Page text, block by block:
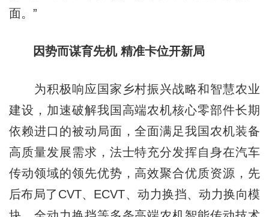
面。”
因势而谋育先机 精准卡位开新局
为积极响应国家乡村振兴战略和智慧农业
建设，加速破解我国高端农机核心零部件长期
依赖进口的被动局面，全面满足我国农机装备
高质量发展需求，法士特充分发挥自身在汽车
传动领域的领先优势，高效聚合优质资源，先
后布局了CVT、ECVT、动力换挡、动力换向模